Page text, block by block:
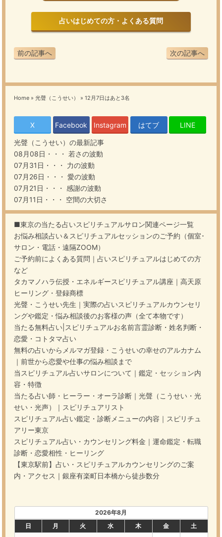
占いはじめての方・よくある質問
次の記事へ
前の記事へ
Home » 光聲（こうせい） » 12月7日はあと3名
X Facebook Instagram はてブ LINE
光聲（こうせい）の最新記事
08月08日・・・ 若さの波動
07月31日・・・ 力の波動
07月26日・・・ 愛の波動
07月21日・・・ 感謝の波動
07月11日・・・ 空間の大切さ
■東京の当たる占いスピリチュアルサロン関連ページ一覧
お悩み相談占い＆スピリチュアルセッションのご予約（個室･
サロン・電話・遠隔ZOOM）
ご予約前によくある質問｜占いスピリチュアルはじめての方
など
タカマノハラ伝授・エネルギースピリチュアル講座｜高天原
ヒーリング・登録商標
光聲・こうせい先生｜実際の占いスピリチュアルカウンセリ
ングや鑑定・悩み相談後のお客様の声（全て本物です）
当たる無料占い|スピリチュアルお名前言霊診断・姓名判断・
恋愛・コトタマ占い
無料の占いからメルマガ登録・こうせいの幸せのアルカナム
｜前世から恋愛や仕事の悩み相談まで
当スピリチュアル占いサロンについて｜鑑定・セッション内
容・特徴
当たる占い師・ヒーラー・オーラ診断｜光聲（こうせい・光
せい・光声）｜スピリチュアリスト
スピリチュアル占い鑑定・診断メニューの内容｜スピリチュ
アリー東京
スピリチュアル占い・カウンセリング料金｜運命鑑定・転職
診断・恋愛相性・ヒーリング
【東京駅前】占い・スピリチュアルカウンセリングのご案
内・アクセス｜銀座有楽町日本橋から徒歩数分
2026年8月
日
月 火 水 木 金
土